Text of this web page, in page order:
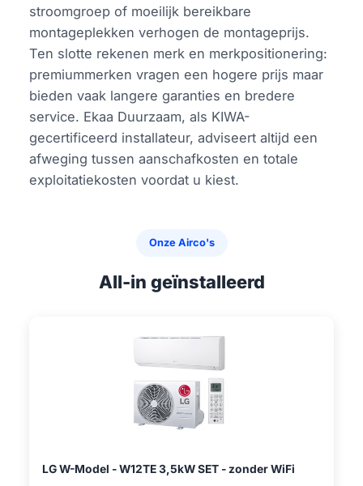
stroomgroep of moeilijk bereikbare
montageplekken verhogen de montageprijs.
Ten slotte rekenen merk en merkpositionering:
premiummerken vragen een hogere prijs maar
bieden vaak langere garanties en bredere
service. Ekaa Duurzaam, als KIWA-
gecertificeerd installateur, adviseert altijd een
afweging tussen aanschafkosten en totale
exploitatiekosten voordat u kiest.
Onze Airco's
All-in geïnstalleerd
LG W-Model - W12TE 3,5kW SET - zonder WiFi